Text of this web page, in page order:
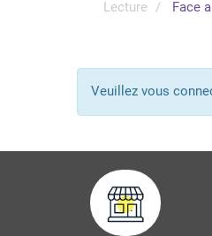
Lecture Face
Veuillez vous